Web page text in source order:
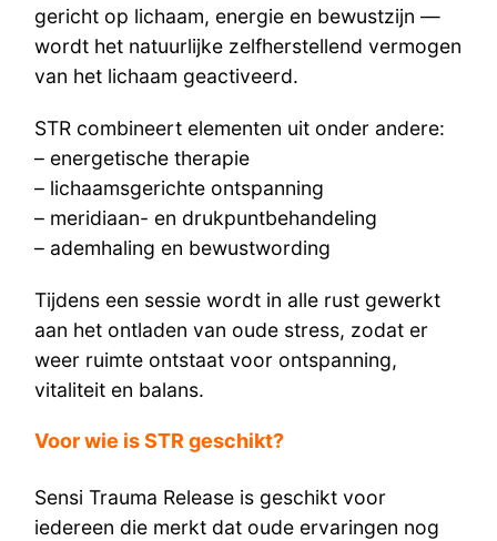
gericht op lichaam, energie en bewustzijn —
wordt het natuurlijke zelfherstellend vermogen
van het lichaam geactiveerd.
STR combineert elementen uit onder andere:
– energetische therapie
– lichaamsgerichte ontspanning
– meridiaan- en drukpuntbehandeling
– ademhaling en bewustwording
Tijdens een sessie wordt in alle rust gewerkt
aan het ontladen van oude stress, zodat er
weer ruimte ontstaat voor ontspanning,
vitaliteit en balans.
Voor wie is STR geschikt?
Sensi Trauma Release is geschikt voor
iedereen die merkt dat oude ervaringen nog